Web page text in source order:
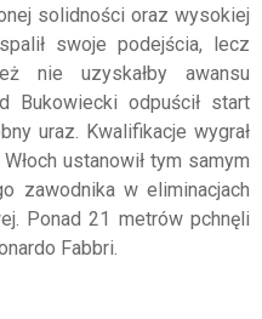
solidności oraz wysokiej
swoje podejścia, lecz
nie uzyskałby awansu
Bukowiecki odpuścił start
uraz. Kwalifikacje wygrał
ustanowił tym samym
zawodnika w eliminacjach
Ponad 21 metrów pchnęli
Fabbri.